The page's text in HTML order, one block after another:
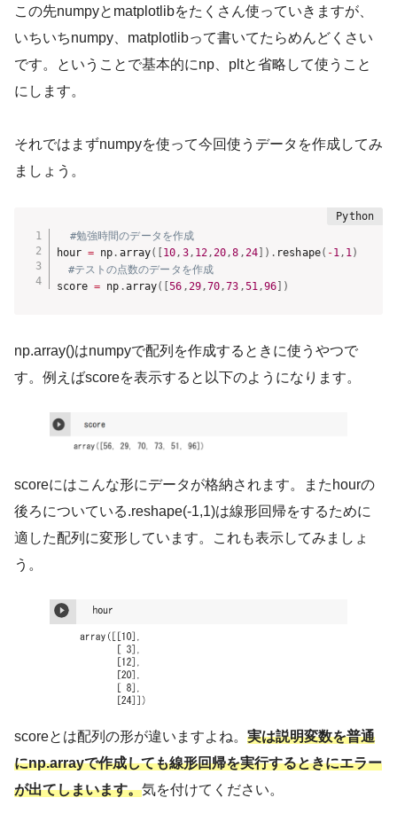
この先numpyとmatplotlibをたくさん使っていきますが、
いちいちnumpy、matplotlibって書いてたらめんどくさい
です。ということで基本的にnp、pltと省略して使うこと
にします。
それではまずnumpyを使って今回使うデータを作成してみ
ましょう。
#勉強時間のデータを作成
hour = np . array( 10, 3, 12,20,8 ,24] ) . reshape( -1, 1)
#テストの点数のデータを作成
score = np .array( [56 ,29,70,73 ,51,96 )
np.array()はnumpyで配列を作成するときに使うやつで
す。例えばscoreを表示すると以下のようになります。
scoreにはこんな形にデータが格納されます。またhourの
後ろについている.reshape(-1,1)は線形回帰をするために
適した配列に変形しています。これも表示してみましょ
う。
scoreとは配列の形が違いますよね。 実は説明変数を普通
にnp.arrayで作成しても線形回帰を実行するときにエラー
が出てしまいます。気を付けてください。